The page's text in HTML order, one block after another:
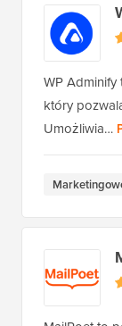
WP Adminify
który
Umożliwia…